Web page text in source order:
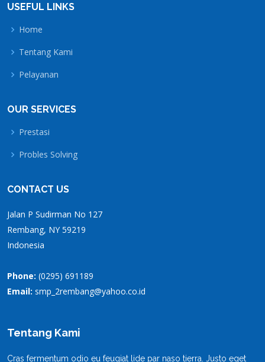
USEFUL LINKS
Home
Tentang Kami
Pelayanan
OUR SERVICES
Prestasi
Probles Solving
CONTACT US
Jalan P Sudirman No 127
Rembang, NY 59219
Indonesia
Phone: (0295) 691189
Email: smp_2rembang@yahoo.co.id
Tentang Kami
Cras fermentum odio eu feugiat lide par naso tierra. Justo eget